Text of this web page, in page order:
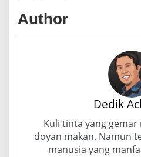
Author
Dedik
Kuli tinta yang gemar
doyan makan. Namun
manusia yang